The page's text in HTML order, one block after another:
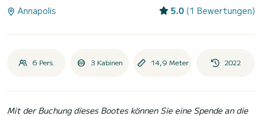
Annapolis 5.0 (1 Bewertungen)
6 Pers. 3 Kabinen 14,9 Meter 2022
Mit der Buchung dieses Bootes können Sie eine Spende an die